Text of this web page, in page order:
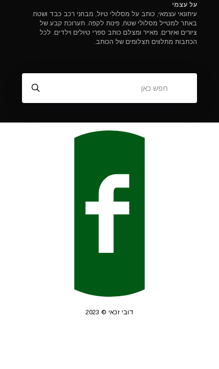
על עצמי
עיתונאי עצמאי, כותב על מסלולי טיול, מבחני רכב כבד ושטח.
באתר למטייל מסלולי שטח, פינות לקפה. תערוכת קבע של
ציורים ואיורים. מאייר ומצלם כותב ספרי טיולים וילדים. לכל
הכתבות מתלווים תצלומים של הכותב.
דובי זכאי © 2023